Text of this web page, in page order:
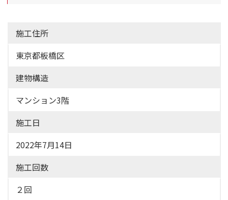
施工住所
東京都板橋区
建物構造
マンション3階
施工日
2022年7月14日
施工回数
２回